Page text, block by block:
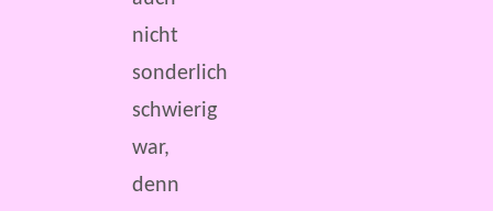
nicht
sonderlich
schwierig
war,
denn